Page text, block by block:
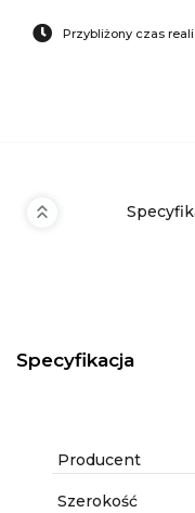
Przybliżony czas
Specyfikacja
Producent
Szerokość